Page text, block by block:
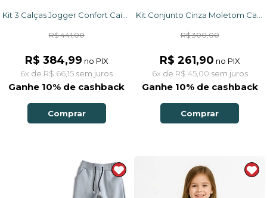
R$ 441,00
R$ 384,99 no PIX
6x de R$ 66,15 sem juros
Ganhe 10% de cashback
Comprar
R$ 300,00
R$ 261,90 no PIX
6x de R$ 45,00 sem juros
Ganhe 10% de cashback
Comprar